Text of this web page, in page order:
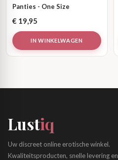
Panties - One Size
€ 19,95
IN WINKELWAGEN
Lustiq
Uw discreet online erotische winkel.
Kwaliteitsproducten, snelle levering en